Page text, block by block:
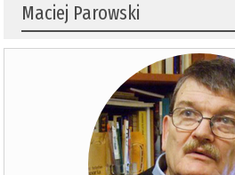
Maciej Parowski